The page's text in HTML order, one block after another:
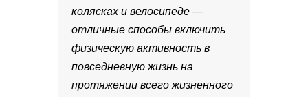
колясках и велосипеде —
отличные способы включить
физическую активность в
повседневную жизнь на
протяжении всего жизненного